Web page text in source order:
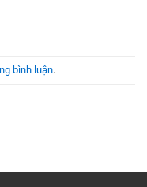
bình luận.